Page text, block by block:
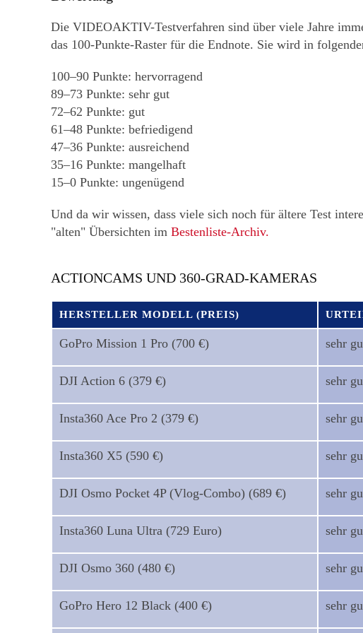
Die VIDEOAKTIV-Testverfahren sind über viele Jahre
das 100-Punkte-Raster für die Endnote. Sie wird in
100–90 Punkte: hervorragend
89–73 Punkte: sehr gut
72–62 Punkte: gut
61–48 Punkte: befriedigend
47–36 Punkte: ausreichend
35–16 Punkte: mangelhaft
15–0 Punkte: ungenügend
Und da wir wissen, dass viele sich noch für ältere Test
"alten" Übersichten im Bestenliste-Archiv.
ACTIONCAMS UND 360-GRAD-KAMERAS
HERSTELLER MODELL (PREIS)
GoPro Mission 1 Pro (700 €) sehr
DJI Action 6 (379 €) sehr
Insta360 Ace Pro 2 (379 €) sehr
Insta360 X5 (590 €) sehr
DJI Osmo Pocket 4P (Vlog-Combo) (689 €) sehr
Insta360 Luna Ultra (729 Euro) sehr
DJI Osmo 360 (480 €) sehr
GoPro Hero 12 Black (400 €) sehr